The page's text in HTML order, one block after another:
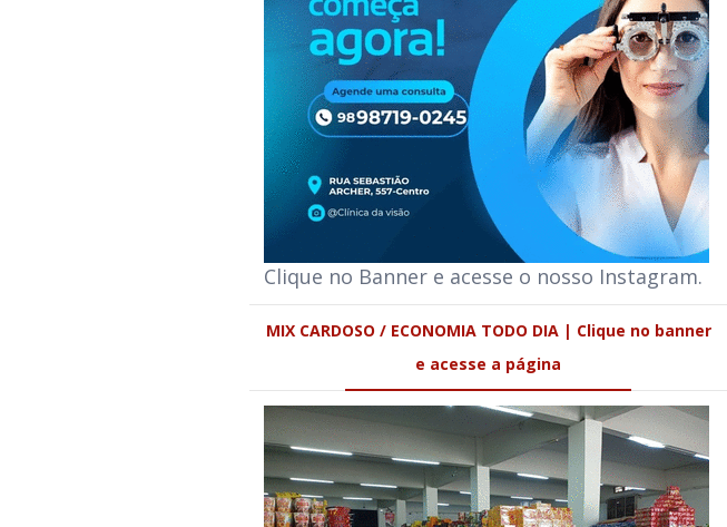
Clique no Banner e acesse o nosso Instagram.
MIX CARDOSO / ECONOMIA TODO DIA | Clique no banner
e acesse a página